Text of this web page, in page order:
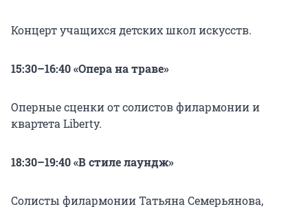
Концерт учащихся детских школ искусств.
15:30–16:40 «Опера на траве»
Оперные сценки от солистов филармонии и
квартета Liberty.
18:30–19:40 «В стиле лаундж»
Солисты филармонии Татьяна Семерьянова,